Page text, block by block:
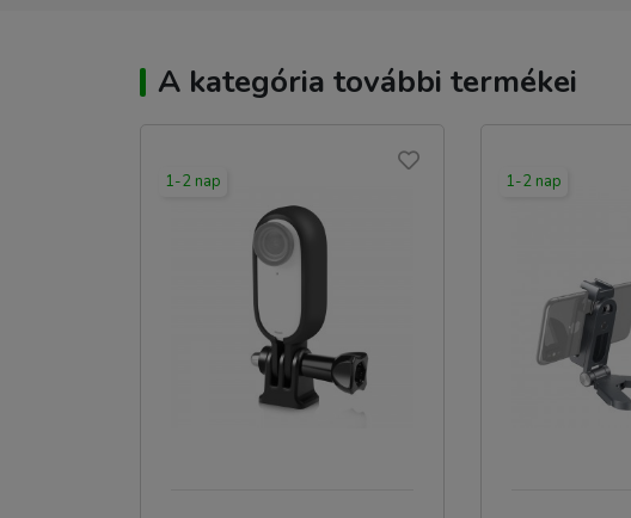
A kategória további termékei
1-2 nap 1-2 nap